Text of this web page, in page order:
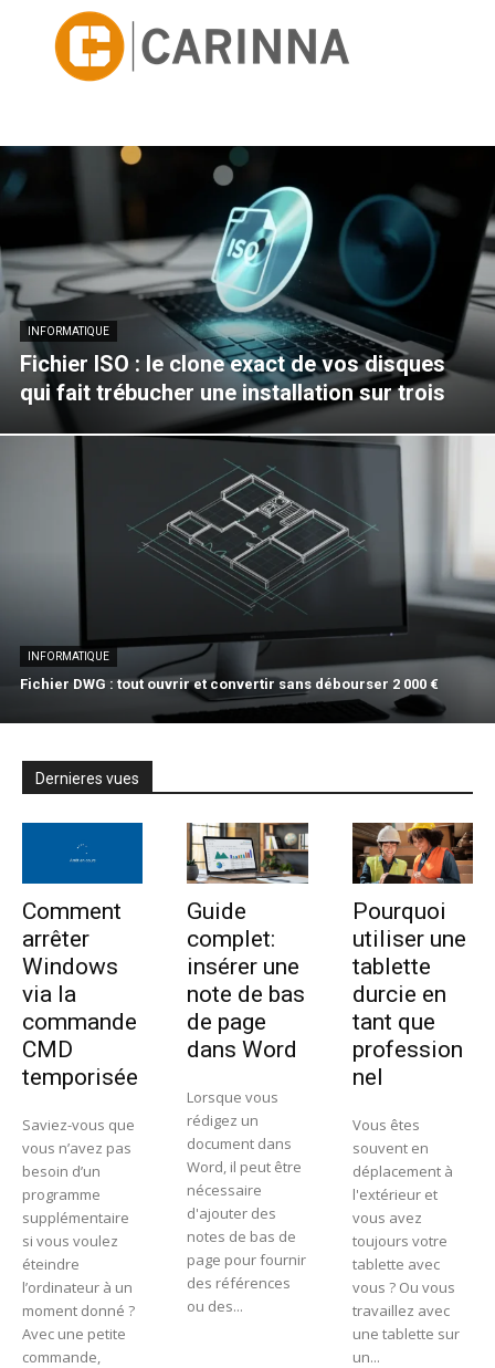
INFORMATIQUE
Fichier ISO : le clone exact de vos disques
qui fait trébucher une installation sur trois
INFORMATIQUE
Fichier DWG : tout ouvrir et convertir sans débourser 2 000 €
Dernieres vues
Comment
arrêter
Windows
via la
commande
CMD
temporisée
Saviez-vous que
vous n’avez pas
besoin d’un
programme
supplémentaire
si vous voulez
éteindre
l’ordinateur à un
moment donné ?
Avec une petite
commande,
Guide
complet:
insérer une
note de bas
de page
dans Word
Lorsque vous
rédigez un
document dans
Word, il peut être
nécessaire
d'ajouter des
notes de bas de
page pour fournir
des références
ou des...
Pourquoi
utiliser une
tablette
durcie en
tant que
profession
nel
Vous êtes
souvent en
déplacement à
l'extérieur et
vous avez
toujours votre
tablette avec
vous ? Ou vous
travaillez avec
une tablette sur
un...